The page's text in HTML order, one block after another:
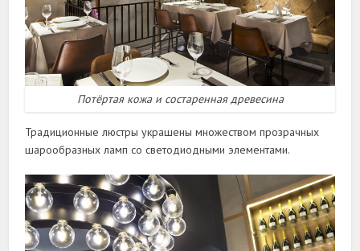
Потёртая кожа и состаренная древесина
Традиционные люстры украшены множеством прозрачных
шарообразных ламп со светодиодными элементами.